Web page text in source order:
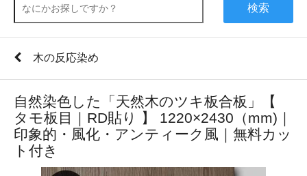
検索
木の反応染め
自然染色した「天然木のツキ板合板」【
タモ板目｜RD貼り 】 1220×2430（mm)｜
印象的・風化・アンティーク風｜無料カッ
ト付き